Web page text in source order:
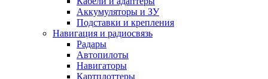
Аккумуляторы и ЗУ
Подставки и крепления
Навигация и радиосвязь
Радары
Автопилоты
Навигаторы
Картплоттеры